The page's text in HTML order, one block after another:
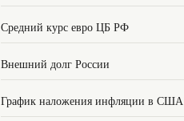
Средний курс евро ЦБ РФ
Внешний долг России
График наложения инфляции в США